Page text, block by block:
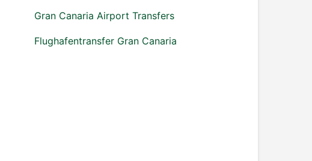
Gran Canaria Airport Transfers
Flughafentransfer Gran Canaria